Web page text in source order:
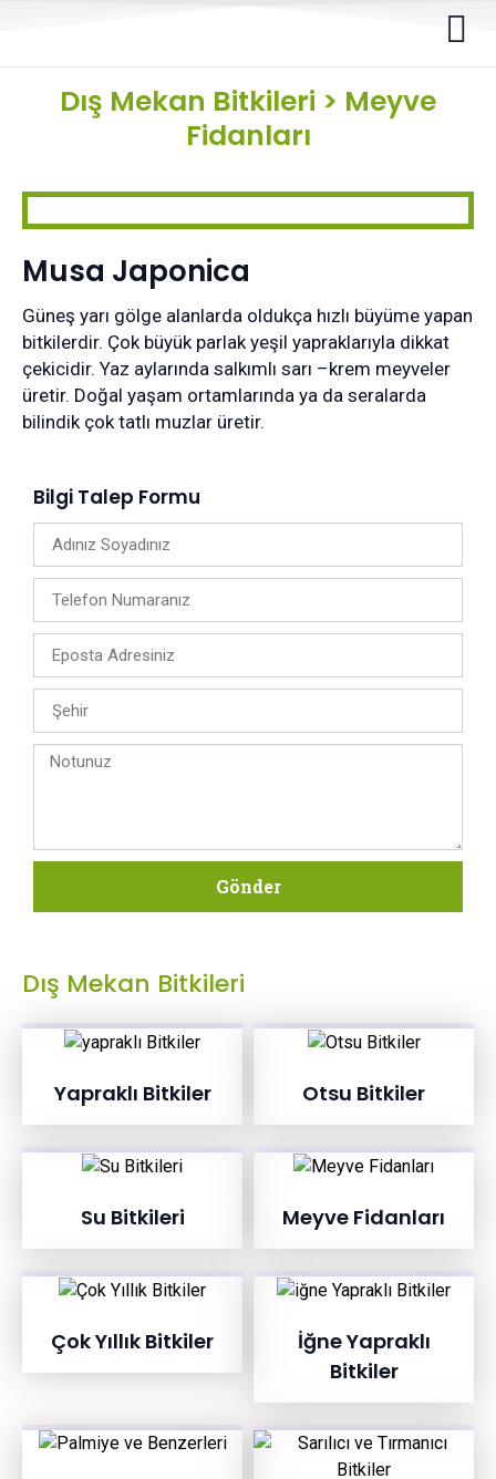
Dış Mekan Bitkileri > Meyve
Fidanları
Musa Japonica
Güneş yarı gölge alanlarda oldukça hızlı büyüme yapan
bitkilerdir. Çok büyük parlak yeşil yapraklarıyla dikkat
çekicidir. Yaz aylarında salkımlı sarı –krem meyveler
üretir. Doğal yaşam ortamlarında ya da seralarda
bilindik çok tatlı muzlar üretir.
Bilgi Talep Formu
Gönder
Dış Mekan Bitkileri
Yapraklı Bitkiler Otsu Bitkiler
Su Bitkileri Meyve Fidanları
Çok Yıllık Bitkiler
İğne Yapraklı
Bitkiler